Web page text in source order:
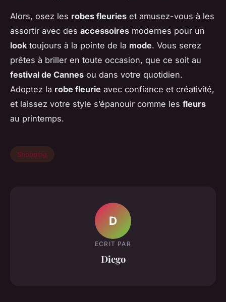
Alors, osez les robes fleuries et amusez-vous à les
assortir avec des accessoires modernes pour un
look toujours à la pointe de la mode. Vous serez
prêtes à briller en toute occasion, que ce soit au
festival de Cannes ou dans votre quotidien.
Adoptez la robe fleurie avec confiance et créativité,
et laissez votre style s’épanouir comme les fleurs
au printemps.
Shopping
D
ECRIT PAR
Diego